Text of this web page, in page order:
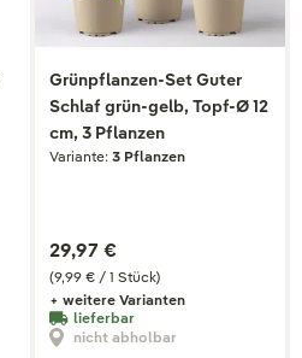
Grünpflanzen-Set Guter
Schlaf grün-gelb, Topf-Ø 12
cm, 3 Pflanzen
Variante: 3 Pflanzen
(9,99 € / 1 Stück)
29,97 €
+ weitere Varianten
lieferbar
nicht abholbar